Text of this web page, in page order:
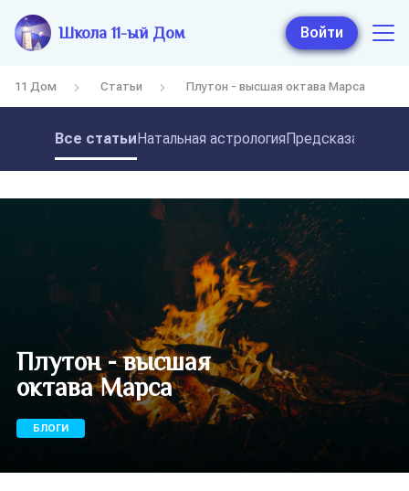
Школа 11-ый Дом Войти
11 Дом Статьи Плутон - высшая октава Марса
Все статьиНатальная астрология
Плутон - высшая
октава Марса
БЛОГИ